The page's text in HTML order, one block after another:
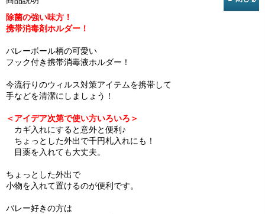
除菌の強い味方！
携帯消毒剤ホルダー！
バレーボール柄の可愛い
フック付き携帯消毒液ホルダー！
今流行りのウィルス対策アイテムを携帯して
手などを清潔にしましょう！
＜アイデア次第で使い方いろいろ＞
カギ入れにすると意外と便利♪
ちょっとした外出で千円札入れにも！
目薬を入れても大丈夫。
ちょっとした外出で
小物を入れて置けるのが便利です。
バレー好きの方は